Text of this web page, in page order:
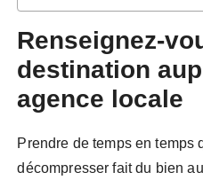
Renseignez-
destination
agence locale
Prendre de temps en temps
décompresser fait du bien